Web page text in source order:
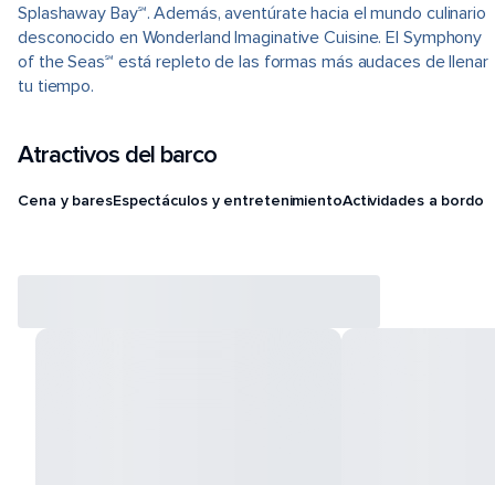
Splashaway Bay℠. Además, aventúrate hacia el mundo culinario
desconocido en Wonderland Imaginative Cuisine. El Symphony
of the Seas℠ está repleto de las formas más audaces de llenar
tu tiempo.
Atractivos del barco
Cena y baresEspectáculos y entretenimientoActividades a bordo